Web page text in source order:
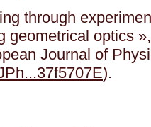
through
geometrical optics
Journal of
).